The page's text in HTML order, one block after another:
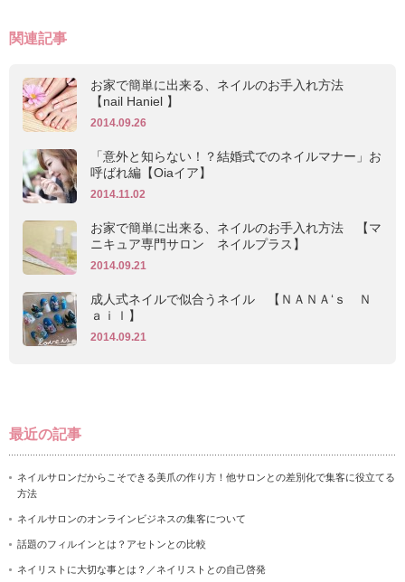
関連記事
お家で簡単に出来る、ネイルのお手入れ方法
【nail Haniel 】
2014.09.26
「意外と知らない！？結婚式でのネイルマナー」お
呼ばれ編【Oiaイア】
2014.11.02
お家で簡単に出来る、ネイルのお手入れ方法 【マ
ニキュア専門サロン ネイルプラス】
2014.09.21
成人式ネイルで似合うネイル 【ＮＡＮＡ‘ｓ Ｎ
ａｉｌ】
2014.09.21
最近の記事
ネイルサロンだからこそできる美爪の作り方！他サロンとの差別化で集客に役立てる
方法
ネイルサロンのオンラインビジネスの集客について
話題のフィルインとは？アセトンとの比較
ネイリストに大切な事とは？／ネイリストとの自己啓発